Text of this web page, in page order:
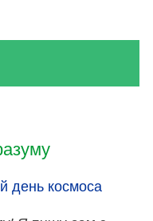
день космоса